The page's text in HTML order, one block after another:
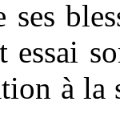
essai
à la